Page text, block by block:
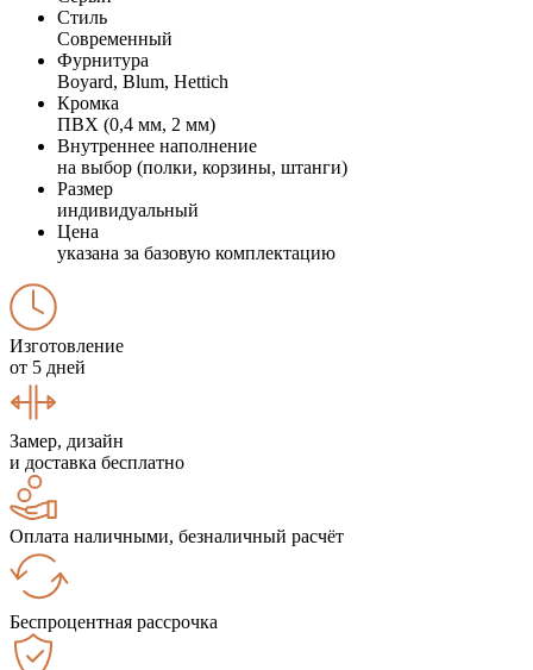
Стиль
Современный
Фурнитура
Boyard, Blum, Hettich
Кромка
ПВХ (0,4 мм, 2 мм)
Внутреннее наполнение
на выбор (полки, корзины, штанги)
Размер
индивидуальный
Цена
указана за базовую комплектацию
Изготовление
от 5 дней
Замер, дизайн
и доставка бесплатно
Оплата наличными, безналичный расчёт
Беспроцентная рассрочка